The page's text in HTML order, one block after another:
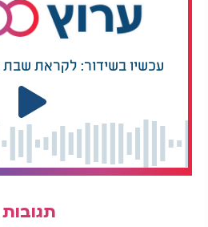
עכשיו בשידור: לקראת שבת
תגובות